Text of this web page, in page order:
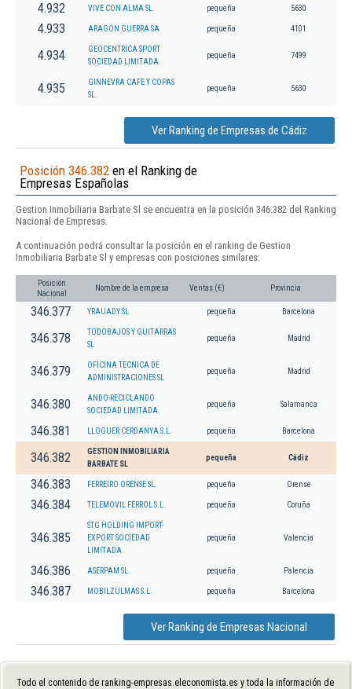
4.932 VIVE CON ALMA SL. pequeña 5630
4.933 ARAGON GUERRA SA pequeña 4101
4.934
GEOCENTRICA SPORT
SOCIEDAD LIMITADA.
pequeña 7499
4.935
GINNEVRA CAFE Y COPAS
SL.
pequeña 5630
Ver Ranking de Empresas de Cádiz
Posición 346.382 en el Ranking de
Empresas Españolas
Gestion Inmobiliaria Barbate Sl se encuentra en la posición 346.382 del Ranking
Nacional de Empresas.
A continuación podrá consultar la posición en el ranking de Gestion
Inmobiliaria Barbate Sl y empresas con posiciones similares:
Posición
Nacional
Nombre de la empresa Ventas (€) Provincia
346.377 YRAUADY SL pequeña Barcelona
346.378
TODOBAJOS Y GUITARRAS
SL
pequeña Madrid
346.379
OFICINA TECNICA DE
ADMINISTRACIONES SL
pequeña Madrid
346.380
ANDO-RECICLANDO
SOCIEDAD LIMITADA.
pequeña Salamanca
346.381 LLOGUER CERDANYA S.L. pequeña Barcelona
346.382
GESTION INMOBILIARIA
BARBATE SL
pequeña Cádiz
346.383 FERREIRO ORENSE SL. pequeña Orense
346.384 TELEMOVIL FERROL S.L. pequeña Coruña
346.385
STG HOLDING IMPORT-
EXPORT SOCIEDAD
LIMITADA.
pequeña Valencia
346.386 ASERPAM SL pequeña Palencia
346.387 MOBILZULMAS S.L. pequeña Barcelona
Ver Ranking de Empresas Nacional
Todo el contenido de ranking-empresas.eleconomista.es y toda la información de